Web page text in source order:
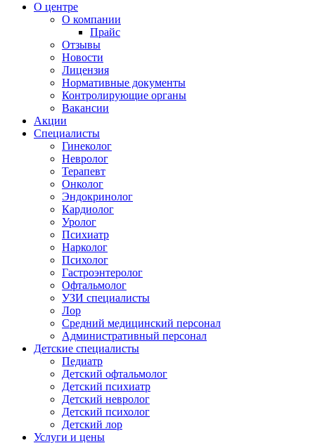
О центре
О компании
Прайс
Отзывы
Новости
Лицензия
Нормативные документы
Контролирующие органы
Вакансии
Акции
Специалисты
Гинеколог
Невролог
Терапевт
Онколог
Эндокринолог
Кардиолог
Уролог
Психиатр
Нарколог
Психолог
Гастроэнтеролог
Офтальмолог
УЗИ специалисты
Лор
Средний медицинский персонал
Административный персонал
Детские специалисты
Педиатр
Детский офтальмолог
Детский психиатр
Детский невролог
Детский психолог
Детский лор
Услуги и цены